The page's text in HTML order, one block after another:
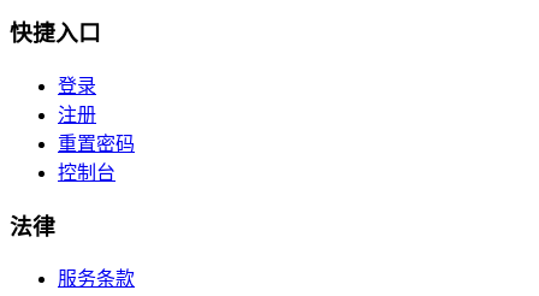
快捷入口
登录
注册
重置密码
控制台
法律
服务条款